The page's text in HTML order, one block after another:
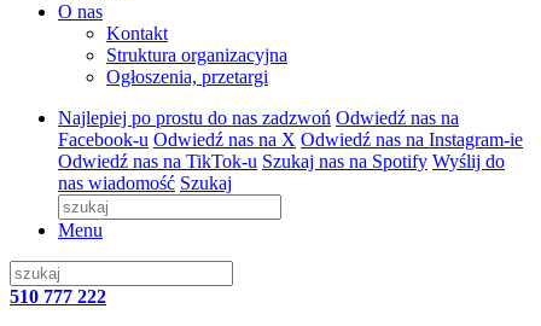
O nas
Kontakt
Struktura organizacyjna
Ogłoszenia, przetargi
Najlepiej po prostu do nas zadzwoń Odwiedź nas na
Facebook-u Odwiedź nas na X Odwiedź nas na Instagram-ie
Odwiedź nas na TikTok-u Szukaj nas na Spotify Wyślij do
nas wiadomość Szukaj
Menu
510 777 222